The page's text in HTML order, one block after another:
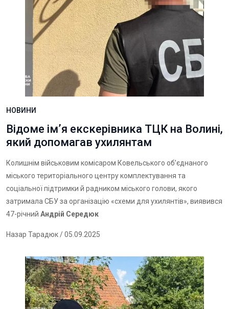
НОВИНИ
Відоме імʼя екскерівника ТЦК на Волині,
який допомагав ухилянтам
Колишнім військовим комісаром Ковельського об’єднаного
міського територіального центру комплектування та
соціальної підтримки й радником міського голови, якого
затримала СБУза організацію «схеми для ухилянтів», виявився
47-річний Андрій Середюк
Назар Тарадюк/ 05.09.2025